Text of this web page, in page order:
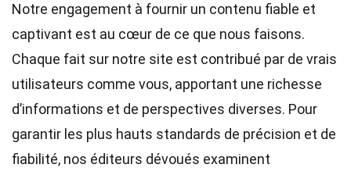
Notre engagement à fournir un contenu fiable et
captivant est au cœur de ce que nous faisons.
Chaque fait sur notre site est contribué par de vrais
utilisateurs comme vous, apportant une richesse
d’informations et de perspectives diverses. Pour
garantir les plus hauts standards de précision et de
fiabilité, nos éditeurs dévoués examinent